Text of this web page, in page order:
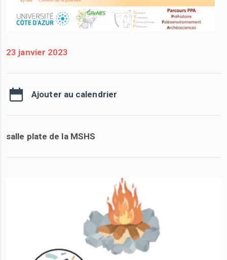
23 janvier 2023
Ajouter au calendrier
salle plate de la MSHS